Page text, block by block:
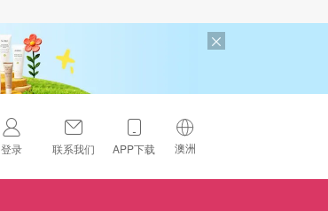
登录 联系我们 APP下载 澳洲
🇺🇸